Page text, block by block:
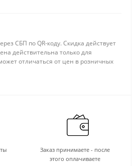
СБП по QR-коду. Скидка действует
действительна только для
отличаться от цен в розничных
Заказ принимаете - после
этого оплачиваете